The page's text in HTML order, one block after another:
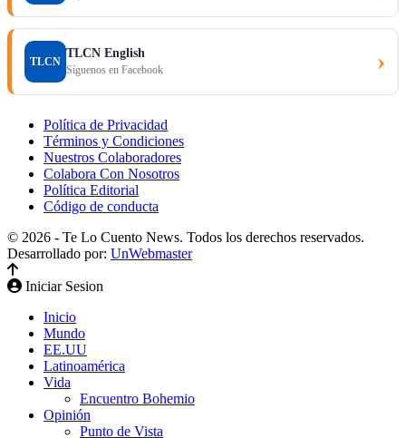
TLCN
TLCN English
Síguenos en Facebook ›
Política de Privacidad
Términos y Condiciones
Nuestros Colaboradores
Colabora Con Nosotros
Política Editorial
Código de conducta
© 2026 - Te Lo Cuento News. Todos los derechos reservados.
Desarrollado por: UnWebmaster
Iniciar Sesion
Inicio
Mundo
EE.UU
Latinoamérica
Vida
Encuentro Bohemio
Opinión
Punto de Vista